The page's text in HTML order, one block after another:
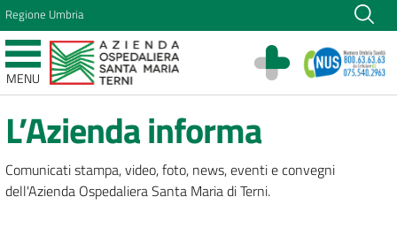
Vai ai contenuti
Vai al menu di navigazione
Vai al footer
Regione Umbria
MENU
Azienda Ospedaliera Santa Maria di Terni
Sito Istituzionale
L’Azienda informa
Comunicati stampa, video, foto, news, eventi e convegni
dell'Azienda Ospedaliera Santa Maria di Terni.